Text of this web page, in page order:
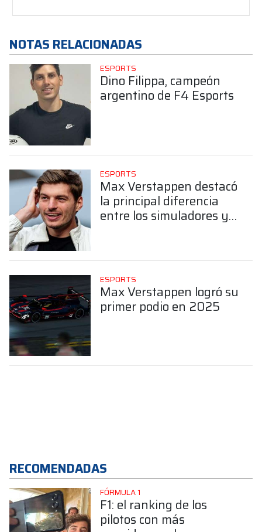
NOTAS RELACIONADAS
ESPORTS
Dino Filippa, campeón
argentino de F4 Esports
ESPORTS
Max Verstappen destacó
la principal diferencia
entre los simuladores y
ESPORTS
Max Verstappen logró su
primer podio en 2025
RECOMENDADAS
FÓRMULA 1
F1: el ranking de los
pilotos con más